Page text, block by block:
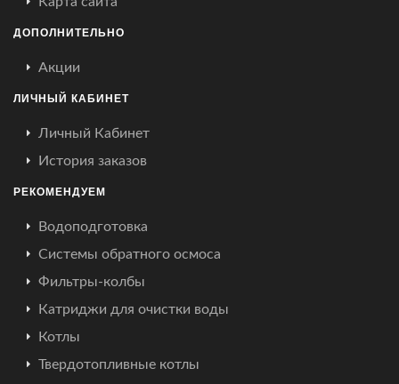
ДОПОЛНИТЕЛЬНО
Акции
ЛИЧНЫЙ КАБИНЕТ
Личный Кабинет
История заказов
РЕКОМЕНДУЕМ
Водоподготовка
Системы обратного осмоса
Фильтры-колбы
Катриджи для очистки воды
Котлы
Твердотопливные котлы